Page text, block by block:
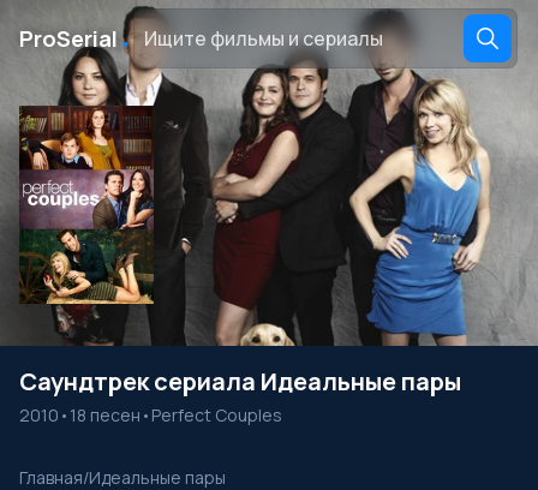
ProSerial․
Саундтрек сериала Идеальные пары
2010 • 18 песен • Perfect Couples
Главная/Идеальные пары